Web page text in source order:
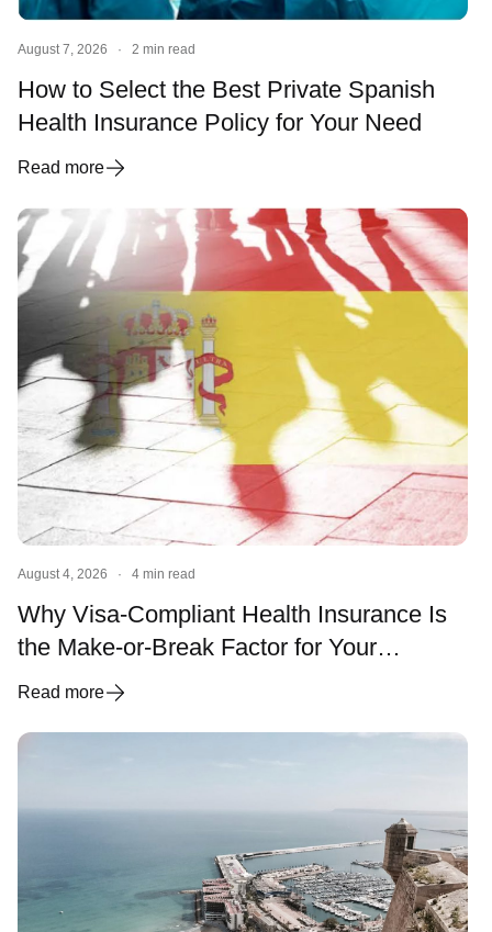
August 7, 2026 · 2 min read
How to Select the Best Private Spanish
Health Insurance Policy for Your Need
Read more
August 4, 2026 · 4 min read
Why Visa-Compliant Health Insurance Is
the Make-or-Break Factor for Your
Spanish Visa and Residency
Read more